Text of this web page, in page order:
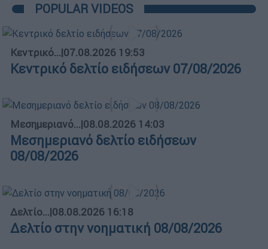
POPULAR VIDEOS
Κεντρικό...|07.08.2026 19:53
Κεντρικό δελτίο ειδήσεων 07/08/2026
Μεσημεριανό...|08.08.2026 14:03
Μεσημεριανό δελτίο ειδήσεων
08/08/2026
Δελτίο...|08.08.2026 16:18
Δελτίο στην νοηματική 08/08/2026